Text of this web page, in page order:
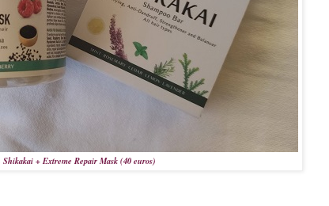
Shikakai + Extreme Repair Mask (40 euros)